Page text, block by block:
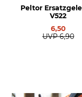
Peltor
V522
6,50
UVP 6,90